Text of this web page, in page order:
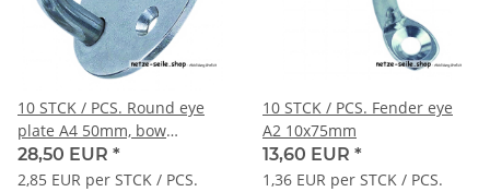
10 STCK / PCS. Round eye
plate A4 50mm, bow
8x20mm
28,50 EUR *
2,85 EUR per STCK / PCS.
10 STCK / PCS. Fender eye
A2 10x75mm
13,60 EUR *
1,36 EUR per STCK / PCS.